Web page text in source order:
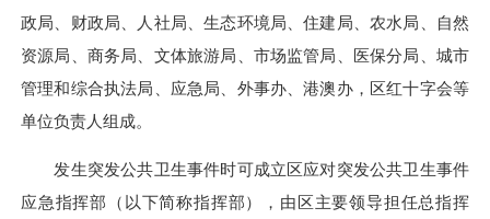
政局、财政局、人社局、生态环境局、住建局、农水局、自然
资源局、商务局、文体旅游局、市场监管局、医保分局、城市
管理和综合执法局、应急局、外事办、港澳办，区红十字会等
单位负责人组成。
发生突发公共卫生事件时可成立区应对突发公共卫生事件
应急指挥部（以下简称指挥部），由区主要领导担任总指挥